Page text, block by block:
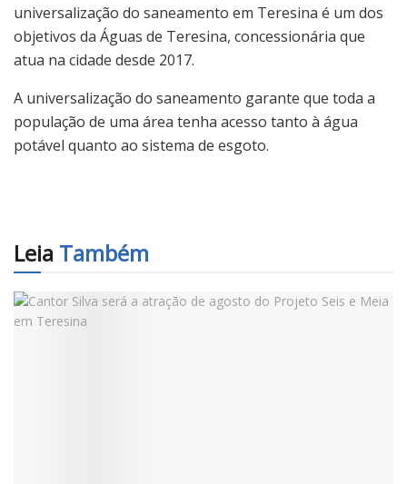
universalização do saneamento em Teresina é um dos
objetivos da Águas de Teresina, concessionária que
atua na cidade desde 2017.
A universalização do saneamento garante que toda a
população de uma área tenha acesso tanto à água
potável quanto ao sistema de esgoto.
Leia Também